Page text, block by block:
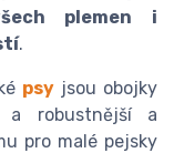
plemen i
.
psy jsou obojky
a robustnější a
pro malé pejsky